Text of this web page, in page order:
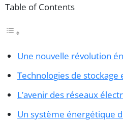
Table of Contents
Une nouvelle révolution
Technologies de
L’avenir des réseaux
Un système énergétique